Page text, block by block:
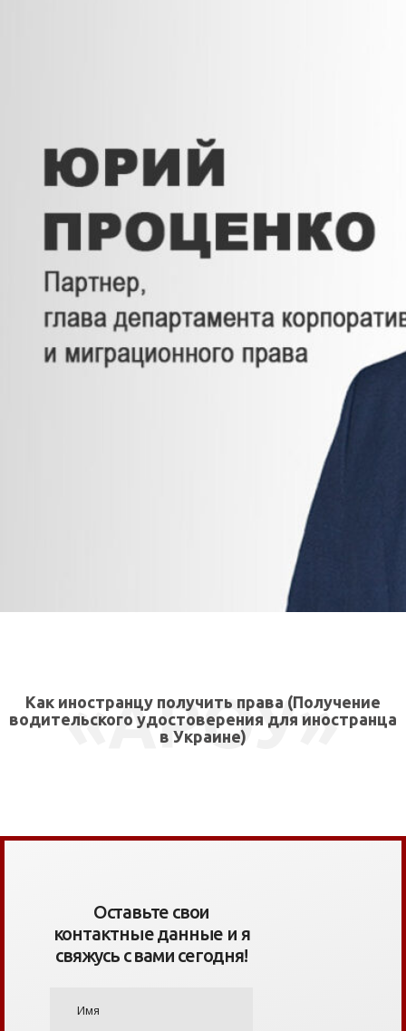
Как иностранцу получить права (Получение
водительского удостоверения для иностранца
в Украине)
«АРОУ»
Оставьте свои
контактные данные и я
свяжусь с вами сегодня!